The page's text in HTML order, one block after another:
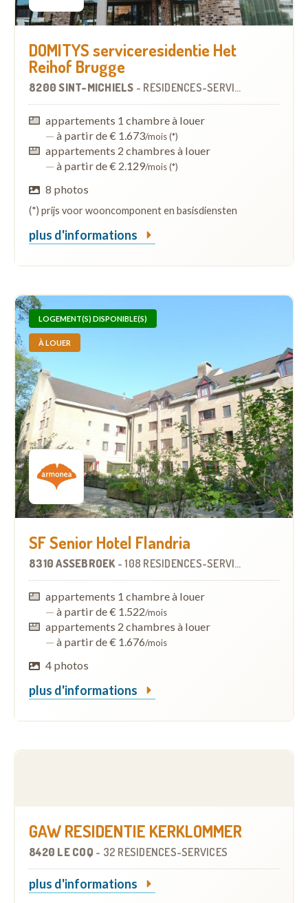
DOMITYS serviceresidentie Het
Reihof Brugge
8200 SINT-MICHIELS - RÉSIDENCES-SERVICES
appartements 1 chambre à louer
— à partir de € 1.673/mois (*)
appartements 2 chambres à louer
— à partir de € 2.129/mois (*)
8 photos
(*) prijs voor wooncomponent en basisdiensten
plus d'informations
LOGEMENT(S) DISPONIBLE(S)
À LOUER
SF Senior Hotel Flandria
8310 ASSEBROEK -108 RÉSIDENCES-SERVICES
appartements 1 chambre à louer
— à partir de € 1.522/mois
appartements 2 chambres à louer
— à partir de € 1.676/mois
4 photos
plus d'informations
GAW RESIDENTIE KERKLOMMER
8420 LE COQ - 32 RÉSIDENCES-SERVICES
plus d'informations